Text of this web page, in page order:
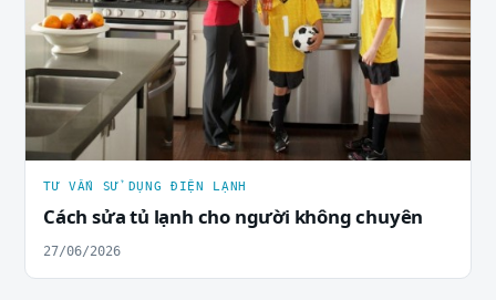
TƯ VẤN SỬ DỤNG ĐIỆN LẠNH
Cách sửa tủ lạnh cho người không chuyên
27/06/2026